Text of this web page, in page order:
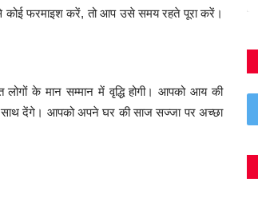
कोई फरमाइश करें, तो आप उसे समय रहते पूरा करें।
के मान सम्मान में वृद्धि होगी। आपको आय की
साथ देंगे। आपको अपने घर की साज सज्जा पर अच्छा